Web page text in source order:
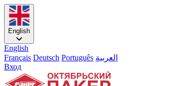
English
English
Français Deutsch Português العربية
Вход